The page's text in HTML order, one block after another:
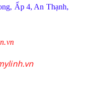
Ấp 4, An Thạnh,